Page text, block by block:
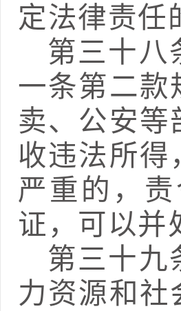
定法律责任
第三十八
一条第二款
卖、公安等
收违法所得
严重的，
证，可以并
第三十九
力资源和社